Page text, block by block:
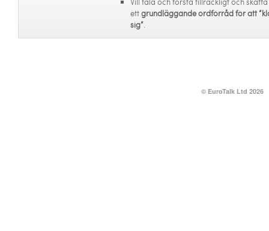
ettgrundläggande ordförråd för att
sig”.
© EuroTalk Ltd 2026